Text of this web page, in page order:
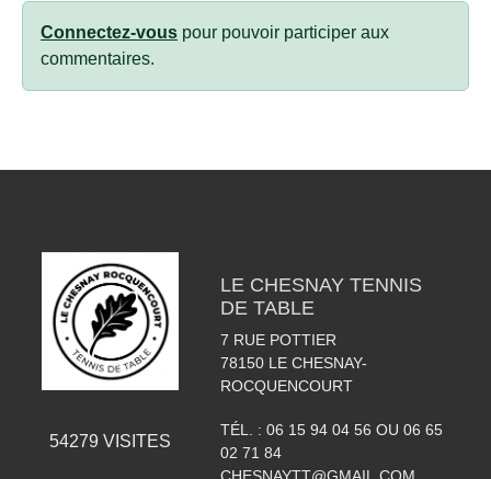
Connectez-vous pour pouvoir participer aux
commentaires.
54279 VISITES
LE CHESNAY TENNIS
DE TABLE
7 RUE POTTIER
78150 LE CHESNAY-
ROCQUENCOURT
TÉL. : 06 15 94 04 56 OU 06 65
02 71 84